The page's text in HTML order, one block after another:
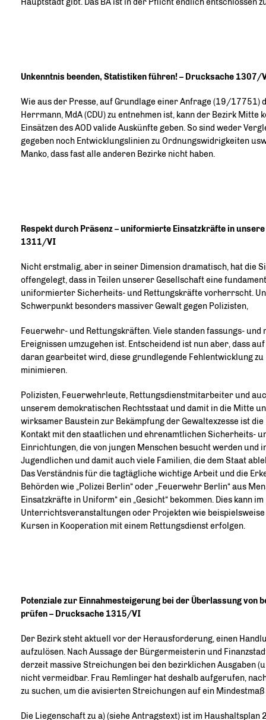
Hauptstadt gibt. Das BA ist in der Pflicht endlich entschlossen
Unkenntnis beenden, Statistiken führen! – Drucksache 1307/
Wie aus der Presse, auf Grundlage einer Anfrage (19/17751)
Herrmann, MdA (CDU) zu entnehmen ist, kann der Bezirk Mitte
Einsätzen des AOD valide Auskünfte geben. So sind weder
gegeben noch Entwicklungslinien zu Ordnungswidrigkeiten
Manko, dass fast alle anderen Bezirke nicht haben.
Respekt durch Präsenz – uniformierte Einsatzkräfte in
1311/VI
Nicht erstmalig, aber in seiner Dimension dramatisch, hat die
offengelegt, dass in Teilen unserer Gesellschaft eine
uniformierter Sicherheits- und Rettungskräfte vorherrscht.
Schwerpunkt besonders massiver Gewalt gegen Polizisten,
Feuerwehr- und Rettungskräften. Viele standen fassungs-
Ereignissen umzugehen ist. Entscheidend ist nun aber, dass
daran gearbeitet wird, diese grundlegende Fehlentwicklung
minimieren.
Polizisten, Feuerwehrleute, Rettungsdienstmitarbeiter und
unserem demokratischen Rechtsstaat und damit in die Mitte
wirksamer Baustein zur Bekämpfung der Gewaltexzesse ist
Kontakt mit den staatlichen und ehrenamtlichen Sicherheits-
Einrichtungen, die von jungen Menschen besucht werden und
Jugendlichen und damit auch viele Familien, die dem Staat
Das Verständnis für die tagtägliche wichtige Arbeit und die
Behörden wie „Polizei Berlin“ oder „Feuerwehr Berlin“ aus
Einsatzkräfte in Uniform“ ein „Gesicht“ bekommen. Dies kann im
Unterrichtsveranstaltungen oder Projekten wie
Kursen in Kooperation mit einem Rettungsdienst erfolgen.
Potenziale zur Einnahmesteigerung bei der Überlassung von
prüfen – Drucksache 1315/VI
Der Bezirk steht aktuell vor der Herausforderung, einen
aufzulösen. Nach Aussage der Bürgermeisterin und
derzeit massive Streichungen bei den bezirklichen Ausgaben
nicht vermeidbar. Frau Remlinger hat deshalb aufgerufen,
zu suchen, um die avisierten Streichungen auf ein
Die Liegenschaft zu a) (siehe Antragstext) ist im